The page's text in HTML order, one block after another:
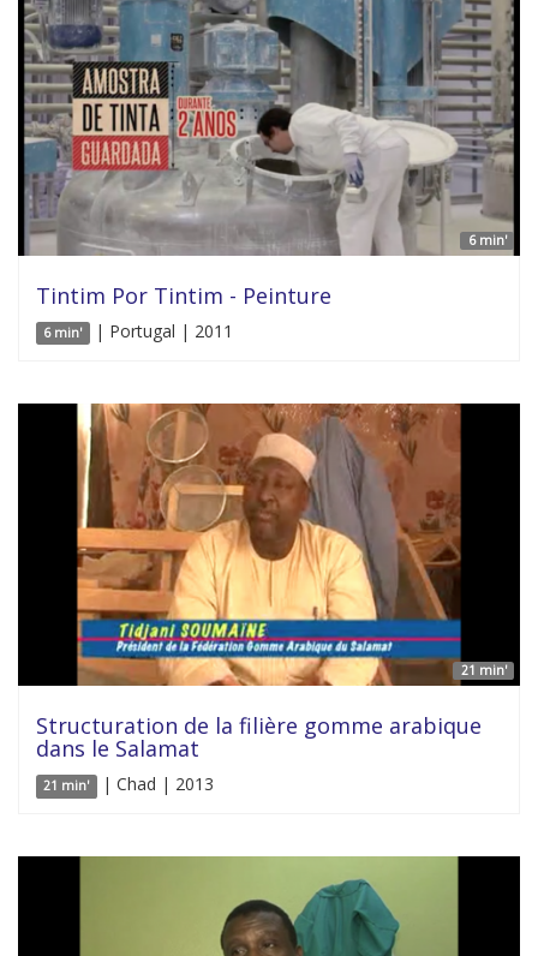
6 min'
Tintim Por Tintim - Peinture
6 min' | Portugal | 2011
21 min'
Structuration de la filière gomme arabique
dans le Salamat
21 min' | Chad | 2013